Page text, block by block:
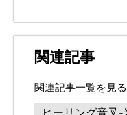
関連記事
関連記事一覧を見